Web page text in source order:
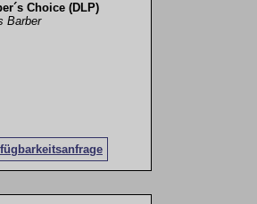
Choice (DLP)
Barber